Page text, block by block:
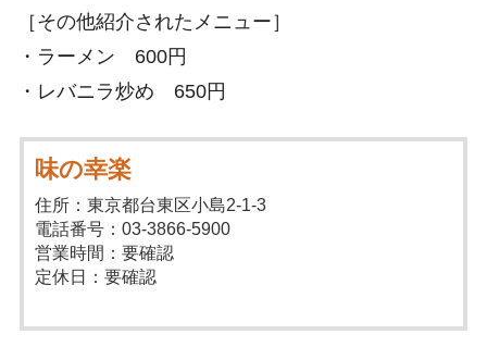
［その他紹介されたメニュー］
・ラーメン 600円
・レバニラ炒め 650円
味の幸楽
住所：東京都台東区小島2-1-3
電話番号：03-3866-5900
営業時間：要確認
定休日：要確認